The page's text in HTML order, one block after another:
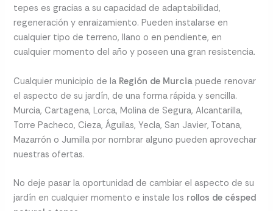
tepes es gracias a su capacidad de adaptabilidad,
regeneración y enraizamiento. Pueden instalarse en
cualquier tipo de terreno, llano o en pendiente, en
cualquier momento del año y poseen una gran resistencia.
Cualquier municipio de la Región de Murcia puede renovar
el aspecto de su jardín, de una forma rápida y sencilla.
Murcia, Cartagena, Lorca, Molina de Segura, Alcantarilla,
Torre Pacheco, Cieza, Águilas, Yecla, San Javier, Totana,
Mazarrón o Jumilla por nombrar alguno pueden aprovechar
nuestras ofertas.
No deje pasar la oportunidad de cambiar el aspecto de su
jardín en cualquier momento e instale los rollos de césped